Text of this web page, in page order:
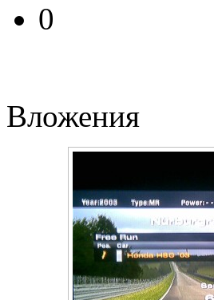
0
Вложения